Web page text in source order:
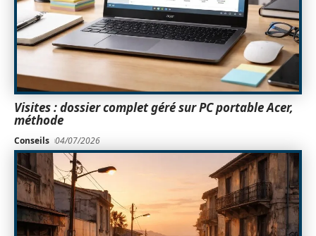
Visites : dossier complet géré sur PC portable Acer,
méthode
Conseils 04/07/2026